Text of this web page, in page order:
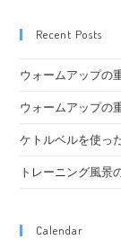
Recent Posts
ウォームアップの
ウォームアップの
ケトルベルを使っ
トレーニング風
Calendar